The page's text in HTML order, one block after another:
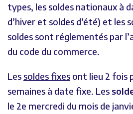
types, les soldes nationaux à
d’hiver et soldes d’été) et les
soldes sont réglementés par
du code du commerce.
Les soldes fixes ont lieu 2 fois
semaines à date fixe. Les
le 2e mercredi du mois de